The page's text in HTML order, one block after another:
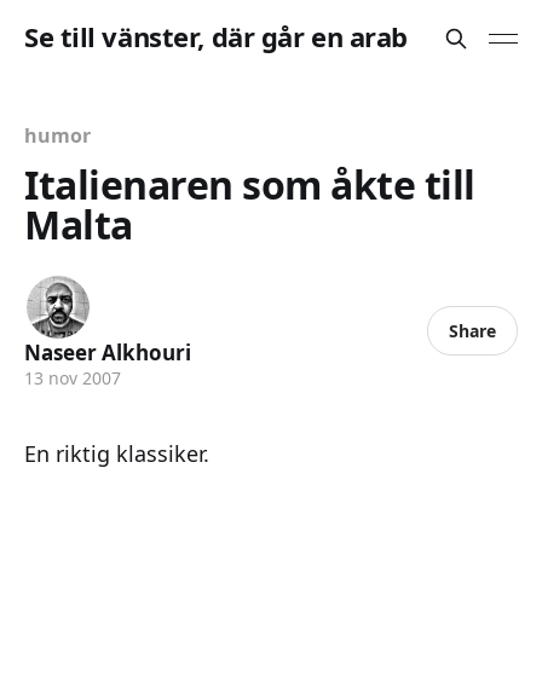
Se till vänster, där går en arab
humor
Italienaren som åkte till
Malta
Naseer Alkhouri
13 nov 2007
Share
En riktig klassiker.